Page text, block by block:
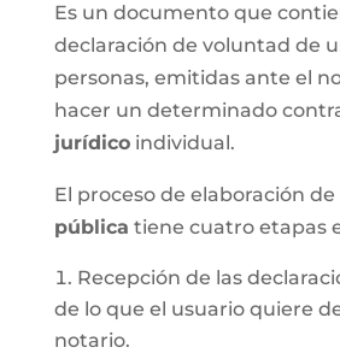
Es un documento que
declaración de voluntad de
personas, emitidas ante el
hacer un determinado
jurídicoindividual.
El proceso de elaboración de
pública tiene cuatro etapas
Recepción de las
de lo que el usuario quiere
notario.